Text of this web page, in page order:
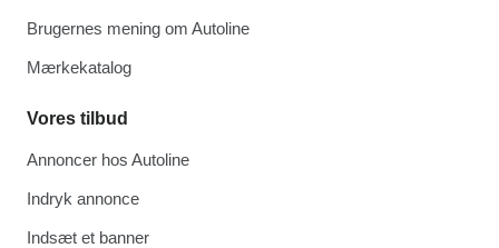
Brugernes mening om Autoline
Mærkekatalog
Vores tilbud
Annoncer hos Autoline
Indryk annonce
Indsæt et banner